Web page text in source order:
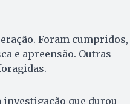
Foram cumpridos,
e apreensão. Outras
investigação que durou